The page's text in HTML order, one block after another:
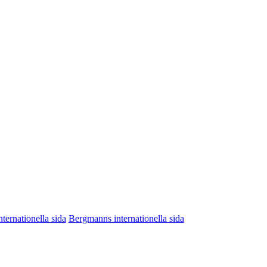
sida Bergmanns internationella sida